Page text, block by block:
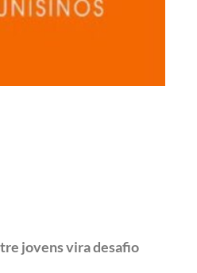
jovens vira desafio